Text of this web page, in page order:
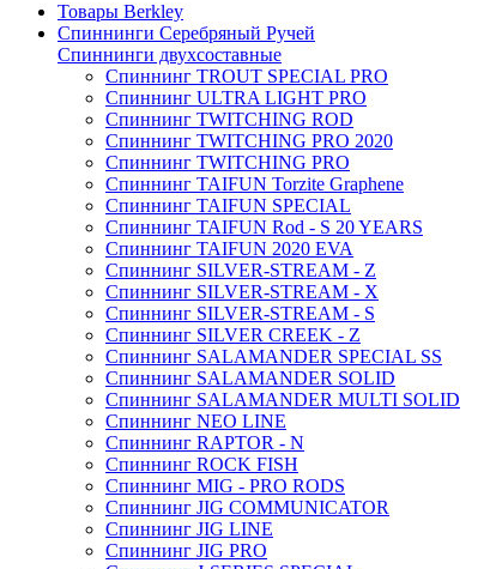
Товары Berkley
Спиннинги Серебряный Ручей
Спиннинги двухсоставные
Спиннинг TROUT SPECIAL PRO
Спиннинг ULTRA LIGHT PRO
Спиннинг TWITCHING ROD
Спиннинг TWITCHING PRO 2020
Спиннинг TWITCHING PRO
Спиннинг TAIFUN Torzite Graphene
Спиннинг TAIFUN SPECIAL
Спиннинг TAIFUN Rod - S 20 YEARS
Спиннинг TAIFUN 2020 EVA
Спиннинг SILVER-STREAM - Z
Спиннинг SILVER-STREAM - X
Спиннинг SILVER-STREAM - S
Спиннинг SILVER CREEK - Z
Спиннинг SALAMANDER SPECIAL SS
Спиннинг SALAMANDER SOLID
Спиннинг SALAMANDER MULTI SOLID
Спиннинг NEO LINE
Спиннинг RAPTOR - N
Спиннинг ROCK FISH
Спиннинг MIG - PRO RODS
Спиннинг JIG COMMUNICATOR
Спиннинг JIG LINE
Спиннинг JIG PRO